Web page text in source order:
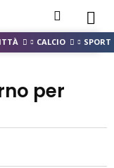
CALCIO SPORT
per